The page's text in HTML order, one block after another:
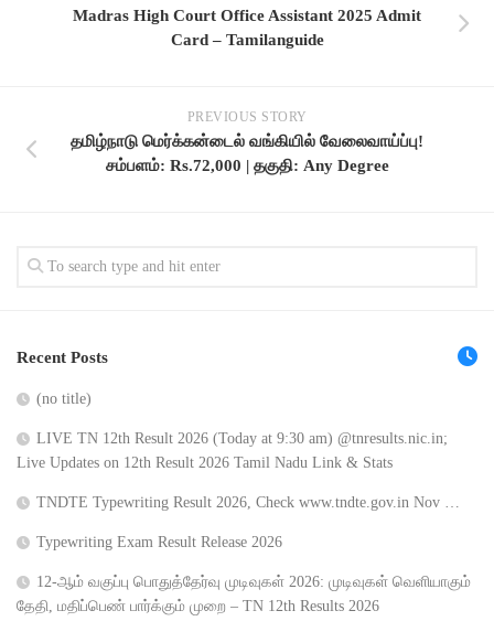
Madras High Court Office Assistant 2025 Admit
Card – Tamilanguide
PREVIOUS STORY
தமிழ்நாடு மெர்க்கன்டைல் ​​வங்கியில் வேலைவாய்ப்பு!
சம்பளம்: Rs.72,000 | தகுதி: Any Degree
Recent Posts
(no title)
LIVE TN 12th Result 2026 (Today at 9:30 am) @tnresults.nic.in;
Live Updates on 12th Result 2026 Tamil Nadu Link & Stats
TNDTE Typewriting Result 2026, Check www.tndte.gov.in Nov …
Typewriting Exam Result Release 2026
12-ஆம் வகுப்பு பொதுத்தேர்வு முடிவுகள் 2026: முடிவுகள் வெளியாகும்
தேதி, மதிப்பெண் பார்க்கும் முறை – TN 12th Results 2026